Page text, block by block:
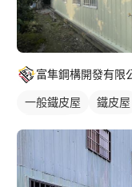
富隼鋼構開發有限
一般鐵皮屋
鐵皮屋